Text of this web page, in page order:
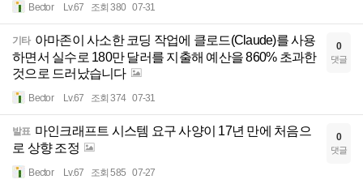
Bector Lv.67 조회 380 07-31
기타 아마존이 사소한 코딩 작업에 클로드(Claude)를 사용
하면서 실수로 180만 달러를 지출해 예산을 860% 초과한
것으로 드러났습니다
Bector Lv.67 조회 374 07-31
0
댓글
발표 마인크래프트 시스템 요구 사양이 17년 만에 처음으
로 상향 조정
Bector Lv.67 조회 585 07-27
0
댓글